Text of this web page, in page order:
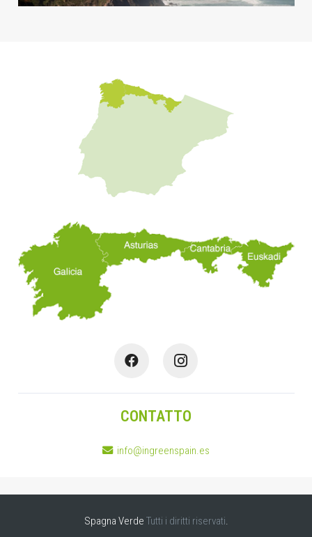
CONTATTO
info@ingreenspain.es
Spagna Verde Tutti i diritti riservati.